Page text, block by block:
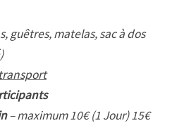
guêtres, matelas, sac à dos
– maximum 10€ (1 Jour) 15€